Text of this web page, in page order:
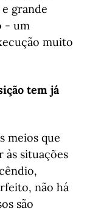
grande
- um
muito
tem já
meios que
às situações
não há
são